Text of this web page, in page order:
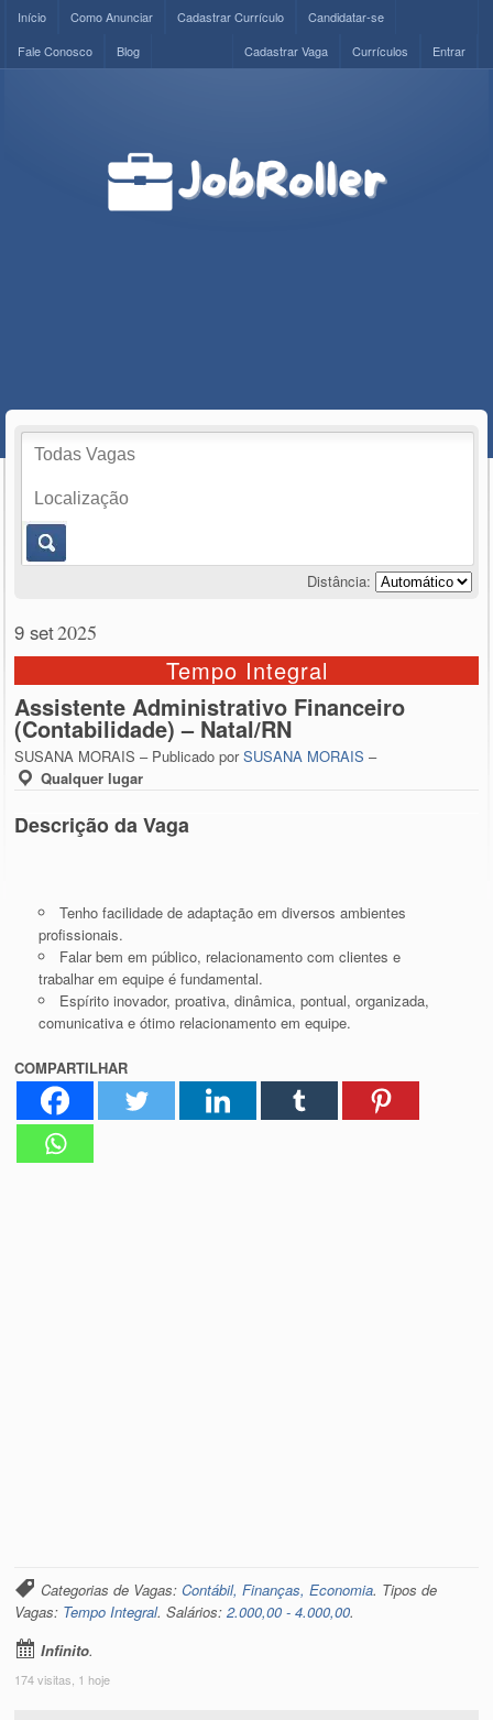
Início Como Anunciar Cadastrar Currículo
Candidatar-se
Fale Conosco
Blog Entrar
Currículos
Cadastrar Vaga
Distância:
9 set2025
Tempo Integral
Assistente Administrativo Financeiro
(Contabilidade) – Natal/RN
SUSANA MORAIS – Publicado porSUSANA MORAIS –
Qualquer lugar
Descrição da Vaga
Tenho facilidade de adaptação em diversos ambientes
profissionais.
Falar bem em público, relacionamento com clientes e
trabalhar em equipe é fundamental.
Espírito inovador, proativa, dinâmica, pontual, organizada,
comunicativa e ótimo relacionamento em equipe.
COMPARTILHAR
Categorias de Vagas:Contábil, Finanças, Economia. Tipos de
Vagas: Tempo Integral. Salários:2.000,00 - 4.000,00.
Infinito.
174 visitas, 1 hoje